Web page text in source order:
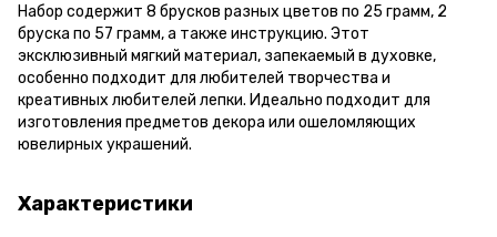
Набор содержит 8 брусков разных цветов по 25 грамм, 2
бруска по 57 грамм, а также инструкцию. Этот
эксклюзивный мягкий материал, запекаемый в духовке,
особенно подходит для любителей творчества и
креативных любителей лепки. Идеально подходит для
изготовления предметов декора или ошеломляющих
ювелирных украшений.
Характеристики